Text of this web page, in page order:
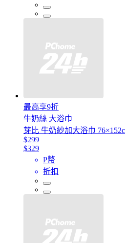
最高享9折
牛奶絲 大浴巾
芽比 牛奶紗加大浴巾
$299
$329
P幣
折扣